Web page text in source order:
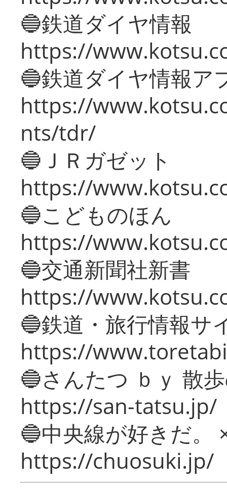
🔵鉄道ダイヤ情報
https://
🔵鉄道ダイヤ情報ア
https://
nts/tdr/
🔵ＪＲガゼット
https://
🔵こどものほん
https://
🔵交通新聞社新書
https://
🔵鉄道・旅行情報サ
https://
🔵さんたつ ｂｙ 散
https://san-tatsu.jp/
🔵中央線が好きだ。
https://chuosuki.jp/